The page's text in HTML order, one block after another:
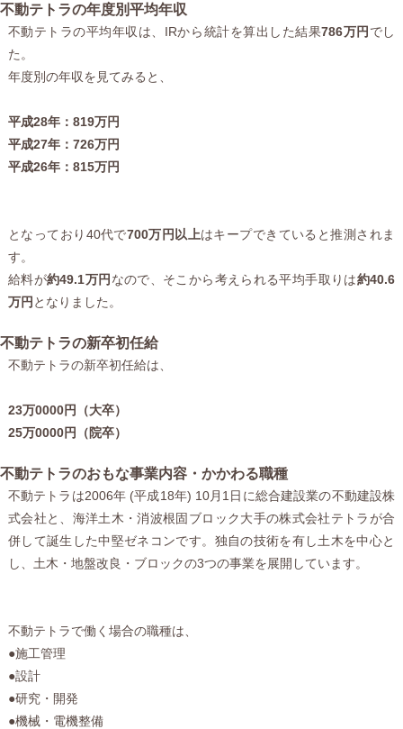
不動テトラの年度別平均年収
不動テトラの平均年収は、IRから統計を算出した結果786万円 でし
た。
年度別の年収を見てみると、
平成28年：819万円
平成27年：726万円
平成26年：815万円
となっており40代で700万円以上はキープできていると推測されま
す。
給料が約49.1万円 なので、そこから考えられる平均手取りは約40.6
万円 となりました。
不動テトラの新卒初任給
不動テトラの新卒初任給は、
23万0000円（大卒）
25万0000円（院卒）
不動テトラのおもな事業内容・かかわる職種
不動テトラは2006年 (平成18年) 10月1日に総合建設業の不動建設株
式会社と、海洋土木・消波根固ブロック大手の株式会社テトラが合
併して誕生した中堅ゼネコンです。独自の技術を有し土木を中心と
し、土木・地盤改良・ブロックの3つの事業を展開しています。
不動テトラで働く場合の職種は、
●施工管理
●設計
●研究・開発
●機械・電機整備